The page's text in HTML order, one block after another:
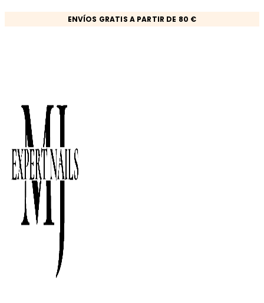
ENVÍOS GRATIS A PARTIR DE 80 €